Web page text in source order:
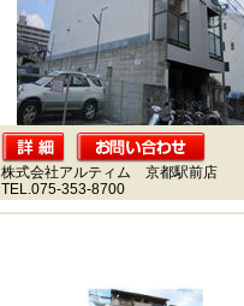
株式会社アルティム 京都駅前店
TEL.075-353-8700